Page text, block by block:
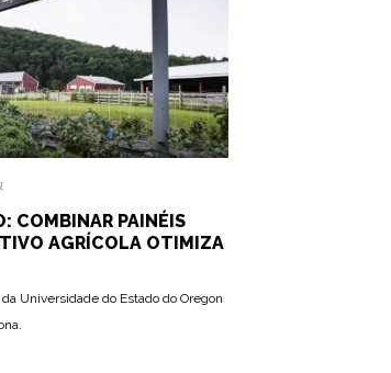
COMBINAR PAINÉIS
AGRÍCOLA OTIMIZA
Universidade do Estado do Oregon